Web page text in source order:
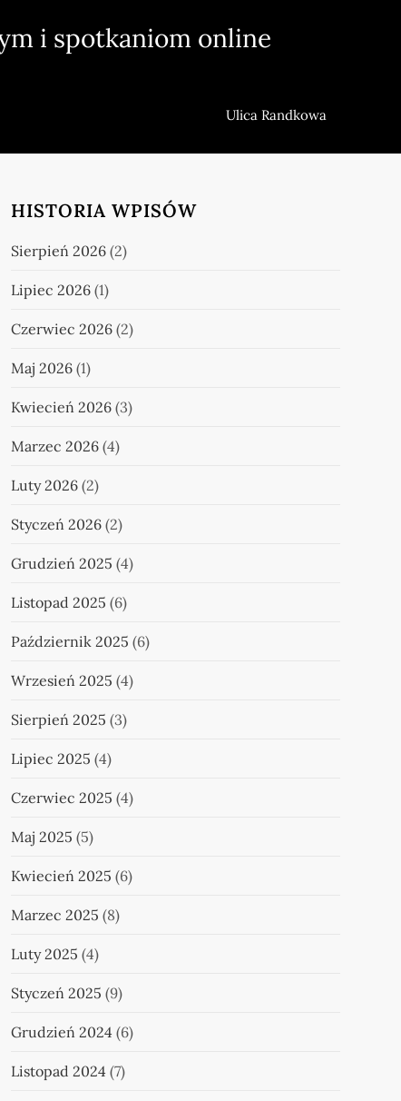
i spotkaniom online
Ulica Randkowa
HISTORIA WPISÓW
Sierpień 2026(2)
Lipiec 2026(1)
Czerwiec 2026(2)
Maj 2026(1)
Kwiecień 2026(3)
Marzec 2026(4)
Luty 2026(2)
Styczeń 2026(2)
Grudzień 2025 (4)
Listopad 2025 (6)
Październik 2025 (6)
Wrzesień 2025 (4)
Sierpień 2025 (3)
Lipiec 2025 (4)
Czerwiec 2025 (4)
Maj 2025 (5)
Kwiecień 2025 (6)
Marzec 2025 (8)
Luty 2025 (4)
Styczeń 2025 (9)
Grudzień 2024(6)
Listopad 2024(7)